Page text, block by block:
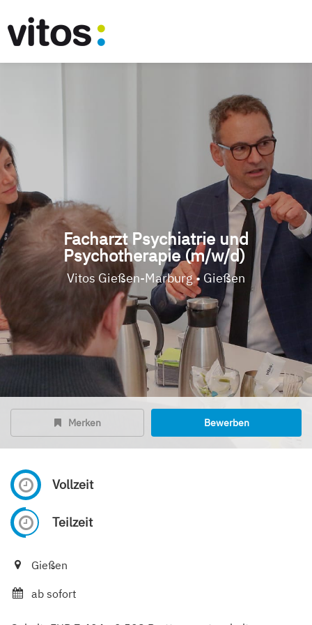
Facharzt Psychiatrie und
Psychotherapie (m/w/d)
Vitos Gießen-Marburg • Gießen
Merken Bewerben
Vollzeit
Teilzeit
Gießen
ab sofort